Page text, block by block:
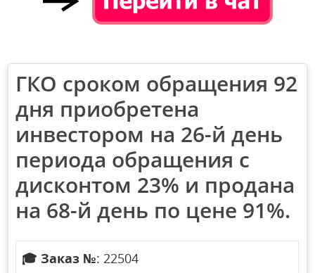
ГКО сроком обращения 92
дня приобретена
инвестором на 26-й день
периода обращения с
дисконтом 23% и продана
на 68-й день по цене 91%.
🎓 Заказ №: 22504